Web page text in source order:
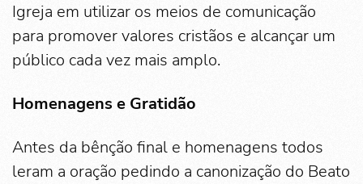
Igreja em utilizar os meios de comunicação
para promover valores cristãos e alcançar um
público cada vez mais amplo.
Homenagens e Gratidão
Antes da bênção final e homenagens todos
leram a oração pedindo a canonização do Beato